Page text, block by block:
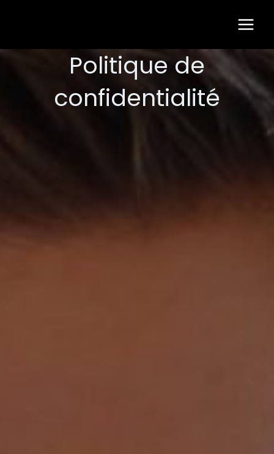
Politique de
confidentialité